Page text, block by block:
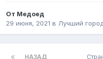
От Медоед
29 июня, 2021 в Лучший
НАЗАД